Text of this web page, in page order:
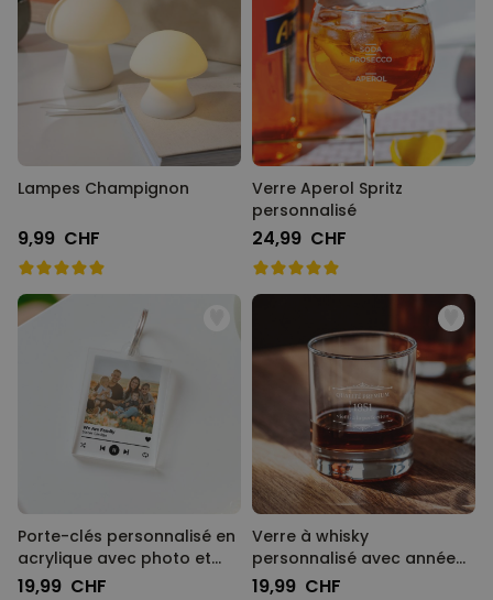
vendus
Personnalisable
Chaussettes personnalisées
avec votre animal de
compagnie
plus de
exemplaires
vendus
29,99 CHF
Personnalisable
Coupe de champagne
personnalisée avec texte
Personnalisable
Chaussettes personnalisées
Spécial Mariage avec 2
visages
plus de 3.200
exemplaires
vendus
29,99 CHF
sélection spéciale Pâques 2026 !
Et si vous souhaitez finalement
offrir du chocolat, on a deschocolats uniques personnalisés!
Lampes Champignon
9,99 CHF
Verre Aperol Spritz
personnalisé
24,99 CHF
Porte-clés personnalisé en
acrylique avec photo et
chanson
19,99 CHF
Verre à whisky
personnalisé avec année
de naissance
19,99 CHF